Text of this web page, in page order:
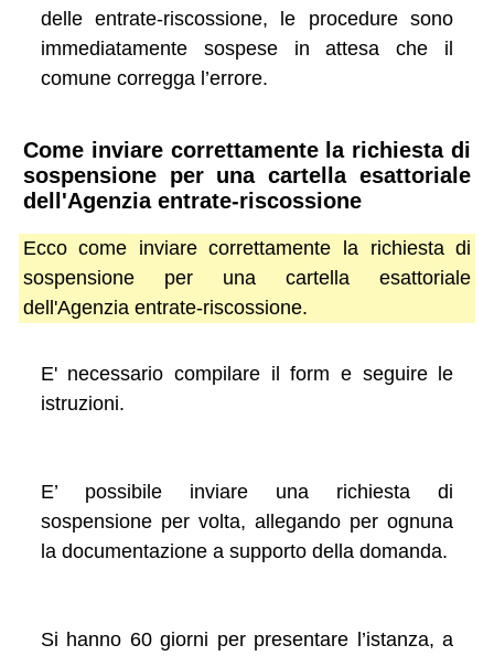
delle entrate-riscossione, le procedure sono
immediatamente sospese in attesa che il
comune corregga l’errore.
Come inviare correttamente la richiesta di
sospensione per una cartella esattoriale
dell'Agenzia entrate-riscossione
Ecco come inviare correttamente la richiesta di
sospensione per una cartella esattoriale
dell'Agenzia entrate-riscossione.
E' necessario compilare il form e seguire le
istruzioni.
E’ possibile inviare una richiesta di
sospensione per volta, allegando per ognuna
la documentazione a supporto della domanda.
Si hanno 60 giorni per presentare l’istanza, a